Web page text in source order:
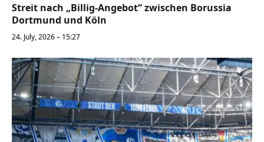
Streit nach „Billig-Angebot“ zwischen Borussia
Dortmund und Köln
24. July, 2026 – 15:27